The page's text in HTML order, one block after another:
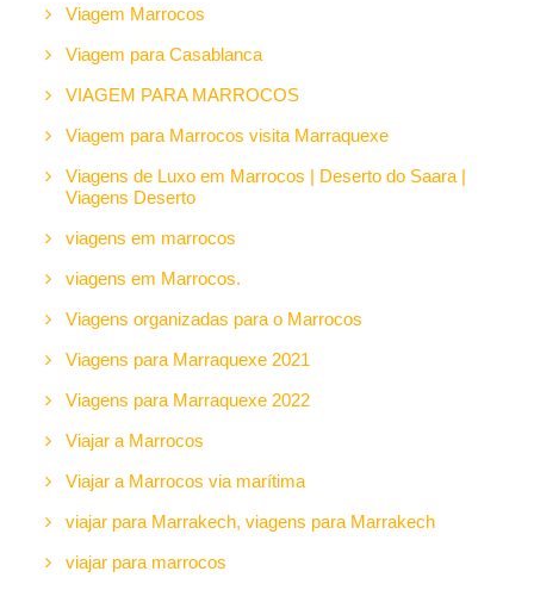
Viagem Marrocos
Viagem para Casablanca
VIAGEM PARA MARROCOS
Viagem para Marrocos visita Marraquexe
Viagens de Luxo em Marrocos | Deserto do Saara |
Viagens Deserto
viagens em marrocos
viagens em Marrocos.
Viagens organizadas para o Marrocos
Viagens para Marraquexe 2021
Viagens para Marraquexe 2022
Viajar a Marrocos
Viajar a Marrocos via marítima
viajar para Marrakech, viagens para Marrakech
viajar para marrocos